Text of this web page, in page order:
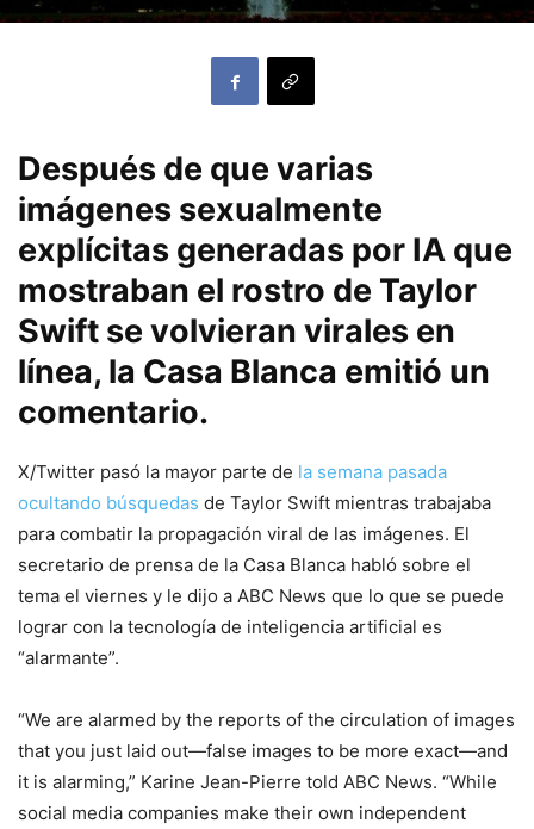
Después de que varias
imágenes sexualmente
explícitas generadas por IA que
mostraban el rostro de Taylor
Swift se volvieran virales en
línea, la Casa Blanca emitió un
comentario.
X/Twitter pasó la mayor parte de la semana pasada
ocultando búsquedas de Taylor Swift mientras trabajaba
para combatir la propagación viral de las imágenes. El
secretario de prensa de la Casa Blanca habló sobre el
tema el viernes y le dijo a ABC News que lo que se puede
lograr con la tecnología de inteligencia artificial es
“alarmante”.
“We are alarmed by the reports of the circulation of images
that you just laid out—false images to be more exact—and
it is alarming,” Karine Jean-Pierre told ABC News. “While
social media companies make their own independent